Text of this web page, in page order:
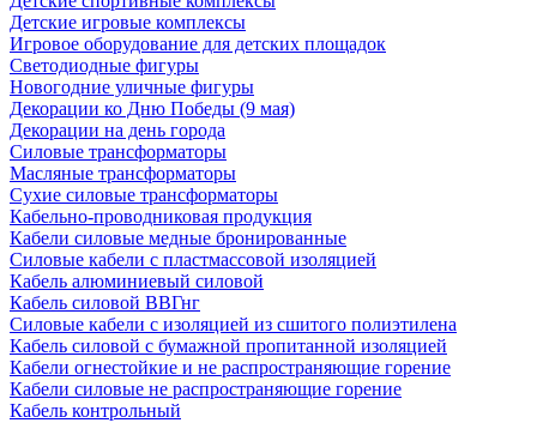
Детские игровые комплексы
Игровое оборудование для детских площадок
Светодиодные фигуры
Новогодние уличные фигуры
Декорации ко Дню Победы (9 мая)
Декорации на день города
Силовые трансформаторы
Масляные трансформаторы
Сухие силовые трансформаторы
Кабельно-проводниковая продукция
Кабели силовые медные бронированные
Силовые кабели с пластмассовой изоляцией
Кабель алюминиевый силовой
Кабель силовой ВВГнг
Силовые кабели с изоляцией из сшитого полиэтилена
Кабель силовой с бумажной пропитанной изоляцией
Кабели огнестойкие и не распространяющие горение
Кабели силовые не распространяющие горение
Кабель контрольный